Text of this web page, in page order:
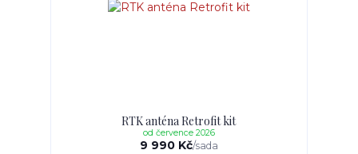
RTK anténa Retrofit kit
9 990 Kč/sada
od července 2026